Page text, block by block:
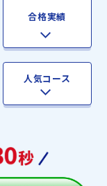
合格実績
人気コース